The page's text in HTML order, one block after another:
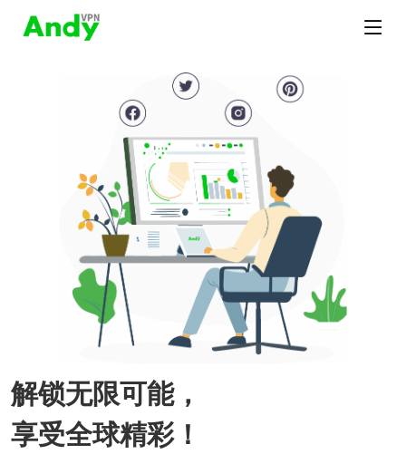
解锁无限可能，
享受全球精彩！